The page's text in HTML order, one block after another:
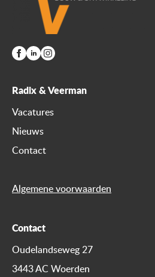
Radix & Veerman
Vacatures
Nieuws
Contact
Algemene voorwaarden
Contact
Oudelandseweg 27
3443 AC Woerden